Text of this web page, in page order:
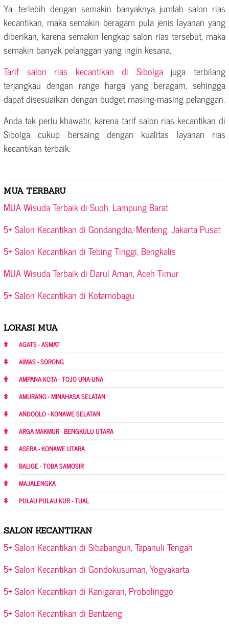
Ya, terlebih dengan semakin banyaknya jumlah salon rias
kecantikan, maka semakin beragam pula jenis layanan yang
diberikan, karena semakin lengkap salon rias tersebut, maka
semakin banyak pelanggan yang ingin kesana.
Tarif salon rias kecantikan di Sibolgajuga terbilang
terjangkau dengan range harga yang beragam, sehingga
dapat disesuaikan dengan budget masing-masing pelanggan.
Anda tak perlu khawatir, karena tarif salon rias kecantikan di
Sibolga cukup bersaing dengan kualitas layanan rias
kecantikan terbaik.
MUA TERBARU
MUA Wisuda Terbaik di Suoh, Lampung Barat
5+ Salon Kecantikan di Gondangdia, Menteng, Jakarta Pusat
5+ Salon Kecantikan di Tebing Tinggi, Bengkalis
MUA Wisuda Terbaik di Darul Aman, Aceh Timur
5+ Salon Kecantikan di Kotamobagu
LOKASI MUA
AGATS - ASMAT
AIMAS - SORONG
AMPANA KOTA - TOJO UNA-UNA
AMURANG - MINAHASA SELATAN
ANDOOLO - KONAWE SELATAN
ARGA MAKMUR - BENGKULU UTARA
ASERA - KONAWE UTARA
BALIGE - TOBA SAMOSIR
MAJALENGKA
PULAU PULAU KUR - TUAL
SALON KECANTIKAN
5+ Salon Kecantikan di Sibabangun, Tapanuli Tengah
5+ Salon Kecantikan di Gondokusuman, Yogyakarta
5+ Salon Kecantikan di Kanigaran, Probolinggo
5+ Salon Kecantikan di Bantaeng